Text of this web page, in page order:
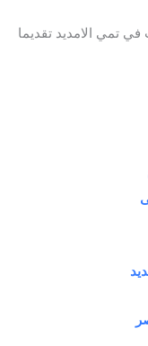
تمي الامديد تقديما